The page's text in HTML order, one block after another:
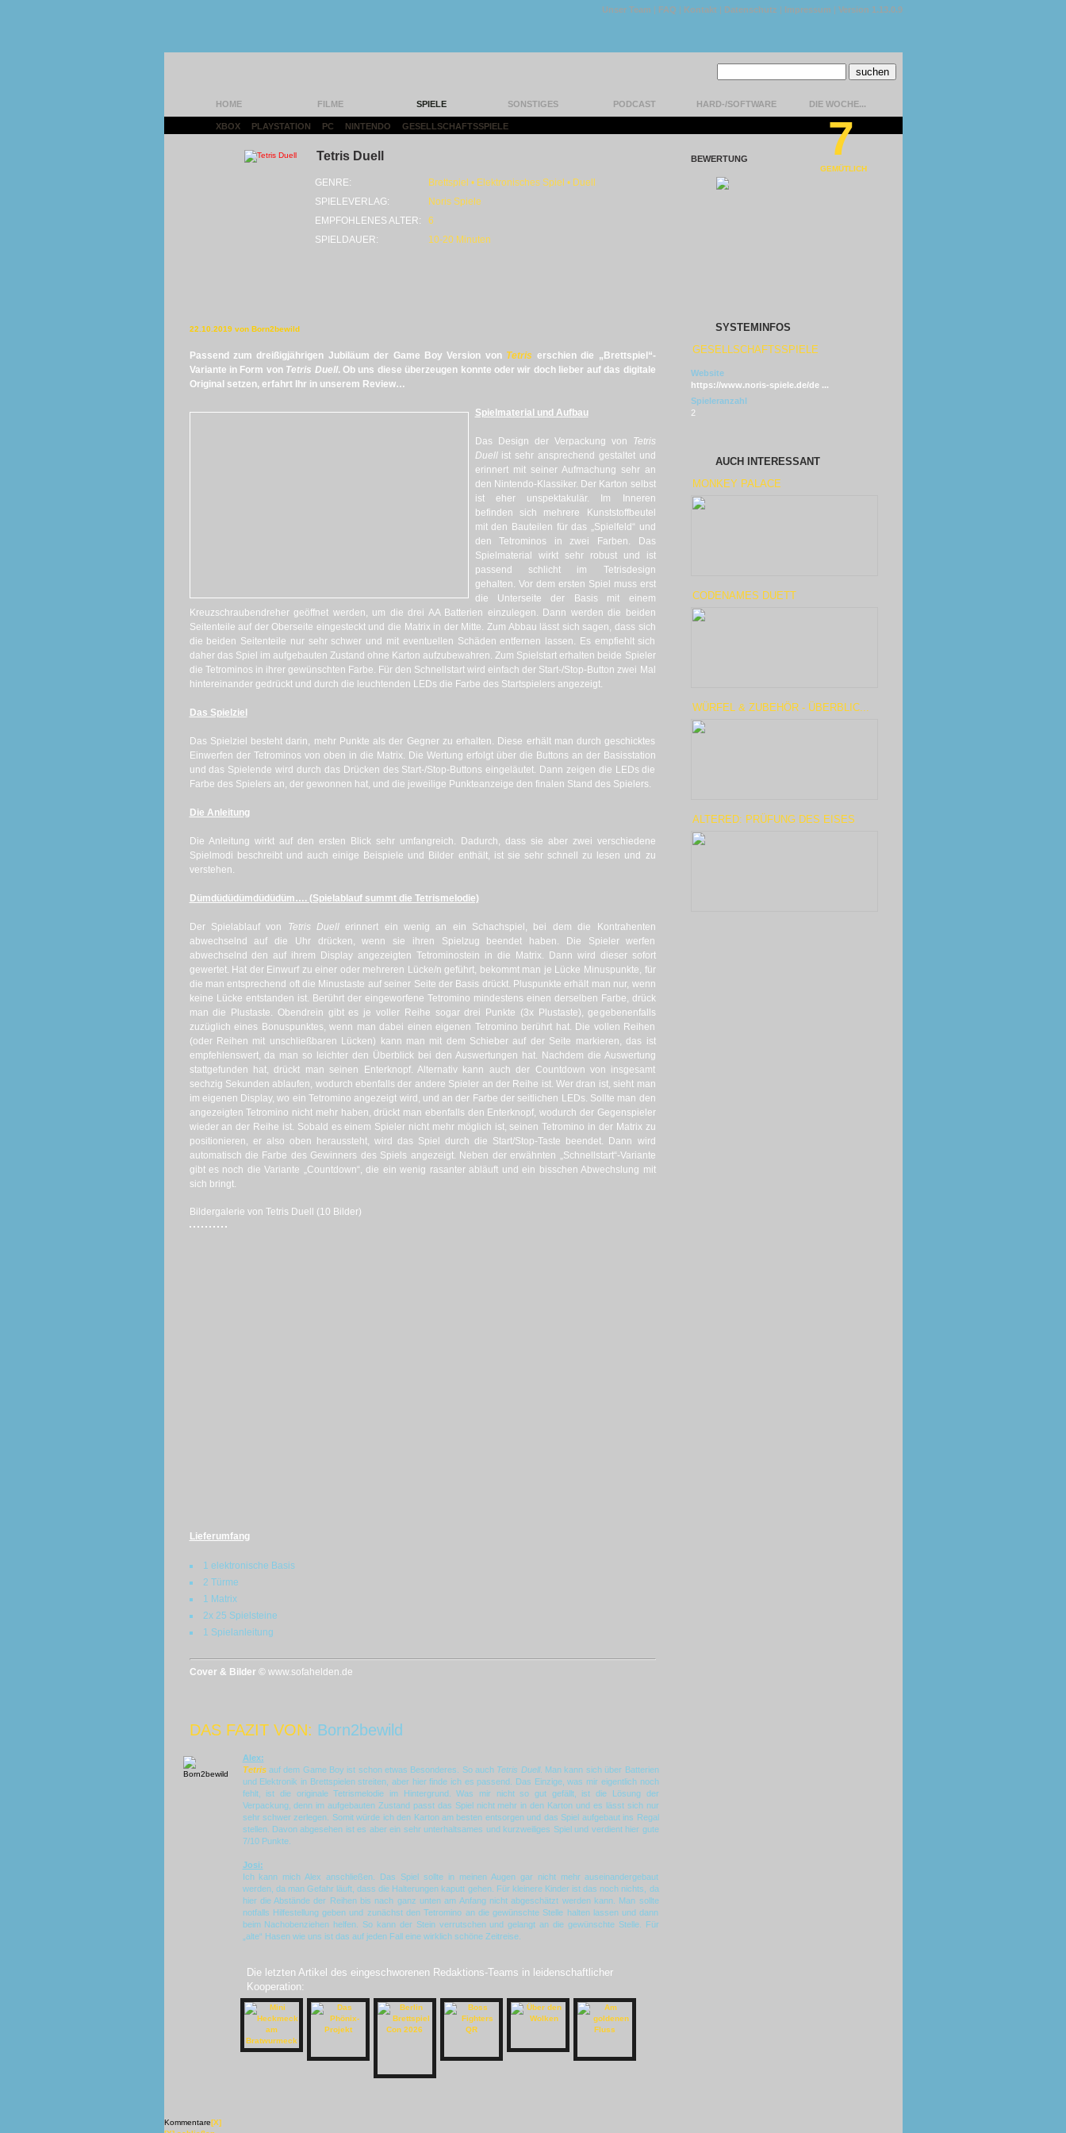
Unser Team | FAQ | Kontakt | Datenschutz | Impressum | Version 1.13.0.9
HOME FILME SPIELE SONSTIGES PODCAST HARD-/SOFTWARE DIE WOCHE...
XBOX PLAYSTATION PC NINTENDO GESELLSCHAFTSSPIELE
Tetris Duell
GENRE:
Brettspiel • Elektronisches Spiel • Duell
SPIELEVERLAG:
Noris Spiele
EMPFOHLENES ALTER:
6
SPIELDAUER:
10-20 Minuten
BEWERTUNG 7
GEMÜTLICH
22.10.2019 von Born2bewild
Passend zum dreißigjährigen Jubiläum der Game Boy Version von Tetris erschien die „Brettspiel“-
Variante in Form von Tetris Duell. Ob uns diese überzeugen konnte oder wir doch lieber auf das digitale
Original setzen, erfahrt Ihr in unserem Review…
Spielmaterial und Aufbau
Das Design der Verpackung von
Tetris
Duellist sehr ansprechend gestaltet und
erinnert mit seiner Aufmachung sehr an
den Nintendo-Klassiker. Der Karton selbst
ist eher unspektakulär. Im Inneren
befinden sich mehrere Kunststoffbeutel
mit den Bauteilen für das „Spielfeld“ und
den Tetrominos in zwei Farben. Das
Spielmaterial wirkt sehr robust und ist
passend schlicht im Tetrisdesign
gehalten. Vor dem ersten Spiel muss erst
die Unterseite der Basis mit einem
Kreuzschraubendreher geöffnet werden, um die drei AA Batterien einzulegen. Dann werden die beiden
Seitenteile auf der Oberseite eingesteckt und die Matrix in der Mitte. Zum Abbau lässt sich sagen, dass sich
die beiden Seitenteile nur sehr schwer und mit eventuellen Schäden entfernen lassen. Es empfiehlt sich
daher das Spiel im aufgebauten Zustand ohne Karton aufzubewahren. Zum Spielstart erhalten beide Spieler
die Tetrominos in ihrer gewünschten Farbe. Für den Schnellstart wird einfach der Start-/Stop-Button zwei Mal
hintereinander gedrückt und durch die leuchtenden LEDs die Farbe des Startspielers angezeigt.
Das Spielziel
Das Spielziel besteht darin, mehr Punkte als der Gegner zu erhalten. Diese erhält man durch geschicktes
Einwerfen der Tetrominos von oben in die Matrix. Die Wertung erfolgt über die Buttons an der Basisstation
und das Spielende wird durch das Drücken des Start-/Stop-Buttons eingeläutet. Dann zeigen die LEDs die
Farbe des Spielers an, der gewonnen hat, und die jeweilige Punkteanzeige den finalen Stand des Spielers.
Die Anleitung
Die Anleitung wirkt auf den ersten Blick sehr umfangreich. Dadurch, dass sie aber zwei verschiedene
Spielmodi beschreibt und auch einige Beispiele und Bilder enthält, ist sie sehr schnell zu lesen und zu
verstehen.
Dümdüdüdümdüdüdüm…. (Spielablauf summt die Tetrismelodie)
Der Spielablauf von Tetris Duellerinnert ein wenig an ein Schachspiel, bei dem die Kontrahenten
abwechselnd auf die Uhr drücken, wenn sie ihren Spielzug beendet haben. Die Spieler werfen
abwechselnd den auf ihrem Display angezeigten Tetrominostein in die Matrix. Dann wird dieser sofort
gewertet. Hat der Einwurf zu einer oder mehreren Lücke/n geführt, bekommt man je Lücke Minuspunkte, für
die man entsprechend oft die Minustaste auf seiner Seite der Basis drückt. Pluspunkte erhält man nur, wenn
keine Lücke entstanden ist. Berührt der eingeworfene Tetromino mindestens einen derselben Farbe, drück
man die Plustaste. Obendrein gibt es je voller Reihe sogar drei Punkte (3x Plustaste), gegebenenfalls
zuzüglich eines Bonuspunktes, wenn man dabei einen eigenen Tetromino berührt hat. Die vollen Reihen
(oder Reihen mit unschließbaren Lücken) kann man mit dem Schieber auf der Seite markieren, das ist
empfehlenswert, da man so leichter den Überblick bei den Auswertungen hat. Nachdem die Auswertung
stattgefunden hat, drückt man seinen Enterknopf. Alternativ kann auch der Countdown von insgesamt
sechzig Sekunden ablaufen, wodurch ebenfalls der andere Spieler an der Reihe ist. Wer dran ist, sieht man
im eigenen Display, wo ein Tetromino angezeigt wird, und an der Farbe der seitlichen LEDs. Sollte man den
angezeigten Tetromino nicht mehr haben, drückt man ebenfalls den Enterknopf, wodurch der Gegenspieler
wieder an der Reihe ist. Sobald es einem Spieler nicht mehr möglich ist, seinen Tetromino in der Matrix zu
positionieren, er also oben heraussteht, wird das Spiel durch die Start/Stop-Taste beendet. Dann wird
automatisch die Farbe des Gewinners des Spiels angezeigt. Neben der erwähnten „Schnellstart“-Variante
gibt es noch die Variante „Countdown“, die ein wenig rasanter abläuft und ein bisschen Abwechslung mit
sich bringt.
Bildergalerie von Tetris Duell (10 Bilder)
Lieferumfang
1 elektronische Basis
2 Türme
1 Matrix
2x 25 Spielsteine
1 Spielanleitung
Cover & Bilder © www.sofahelden.de
DAS FAZIT VON: Born2bewild
Alex:
Tetris auf dem Game Boy ist schon etwas Besonderes. So auch Tetris Duell. Man kann sich über Batterien
und Elektronik in Brettspielen streiten, aber hier finde ich es passend. Das Einzige, was mir eigentlich noch
fehlt, ist die originale Tetrismelodie im Hintergrund. Was mir nicht so gut gefällt, ist die Lösung der
Verpackung, denn im aufgebauten Zustand passt das Spiel nicht mehr in den Karton und es lässt sich nur
sehr schwer zerlegen. Somit würde ich den Karton am besten entsorgen und das Spiel aufgebaut ins Regal
stellen. Davon abgesehen ist es aber ein sehr unterhaltsames und kurzweiliges Spiel und verdient hier gute
7/10 Punkte.
Josi:
Ich kann mich Alex anschließen. Das Spiel sollte in meinen Augen gar nicht mehr auseinandergebaut
werden, da man Gefahr läuft, dass die Halterungen kaputt gehen. Für kleinere Kinder ist das noch nichts, da
hier die Abstände der Reihen bis nach ganz unten am Anfang nicht abgeschätzt werden kann. Man sollte
notfalls Hilfestellung geben und zunächst den Tetromino an die gewünschte Stelle halten lassen und dann
beim Nachobenziehen helfen. So kann der Stein verrutschen und gelangt an die gewünschte Stelle. Für
„alte“ Hasen wie uns ist das auf jeden Fall eine wirklich schöne Zeitreise.
Die letzten Artikel des eingeschworenen Redaktions-Teams in leidenschaftlicher
Kooperation:
SYSTEMINFOS
GESELLSCHAFTSSPIELE
Website
https://www.noris-spiele.de/de ...
Spieleranzahl
2
AUCH INTERESSANT
MONKEY PALACE
CODENAMES DUETT
WÜRFEL & ZUBEHÖR - ÜBERBLIC...
ALTERED: PRÜFUNG DES EISES
Kommentare[X]